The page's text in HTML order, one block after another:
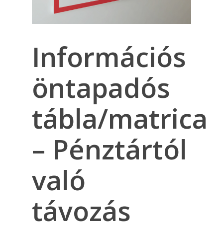
Információs
öntapadós
tábla/matrica
– Pénztártól
való
távozás